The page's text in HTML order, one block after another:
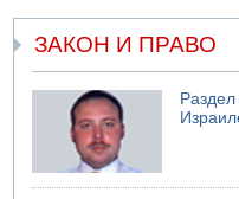
07.08.2026 11:05
Саудовская Аравия
07.08.2026 08:29
В Бат-Яме утонул
07.08.2026 08:29
Стрельба в школе
ЗАКОН И ПРАВО